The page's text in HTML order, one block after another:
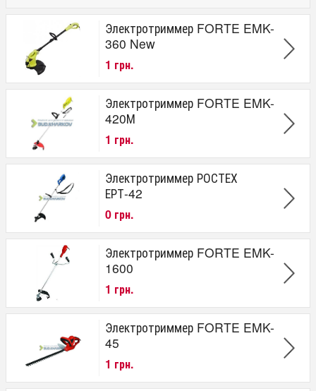
Электротриммер FORTE EMK-
360 New
1 грн.
Электротриммер FORTE EMK-
420М
1 грн.
Электротриммер РОСТЕХ
ЕРТ-42
0 грн.
Электротриммер FORTE EMK-
1600
1 грн.
Электротриммер FORTE EMK-
45
1 грн.